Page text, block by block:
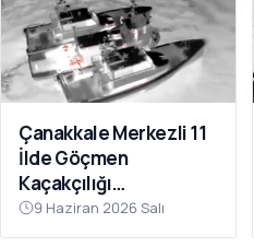
Çanakkale Merkezli 11
İlde Göçmen
Kaçakçılığı
Operasyonu: 41
Tutuklama
9 Haziran 2026 Salı